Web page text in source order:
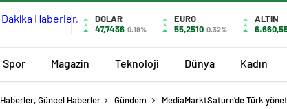
DOLAR
47,7436 0.18%
EURO
55,2510 0.32%
ALTIN
Spor Magazin Teknoloji Dünya Kadın
Güncel Haberler Gündem MediaMarktSaturn’de Türk